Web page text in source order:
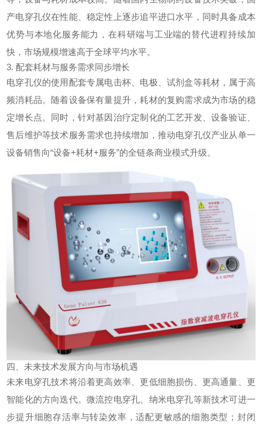
产电穿孔仪在性能、稳定性上逐步追平进口水平，同时具备成本
优势与本地化服务能力，在科研端与工业端的替代进程持续加
快，市场规模增速高于全球平均水平。
3. 配套耗材与服务需求同步增长
电穿孔仪的使用配套专属电击杯、电极、试剂盒等耗材，属于高
频消耗品。随着设备保有量提升，耗材的复购需求成为市场的稳
定增长点。同时，针对基因治疗定制化的工艺开发、设备验证、
售后维护等技术服务需求也持续增加，推动电穿孔仪产业从单一
设备销售向“设备+耗材+服务”的全链条商业模式升级。
四、未来技术发展方向与市场机遇
未来电穿孔技术将沿着更高效率、更低细胞损伤、更高通量、更
智能化的方向迭代。微流控电穿孔、纳米电穿孔等新技术可进一
步提升细胞存活率与转染效率，适配更敏感的细胞类型；封闭